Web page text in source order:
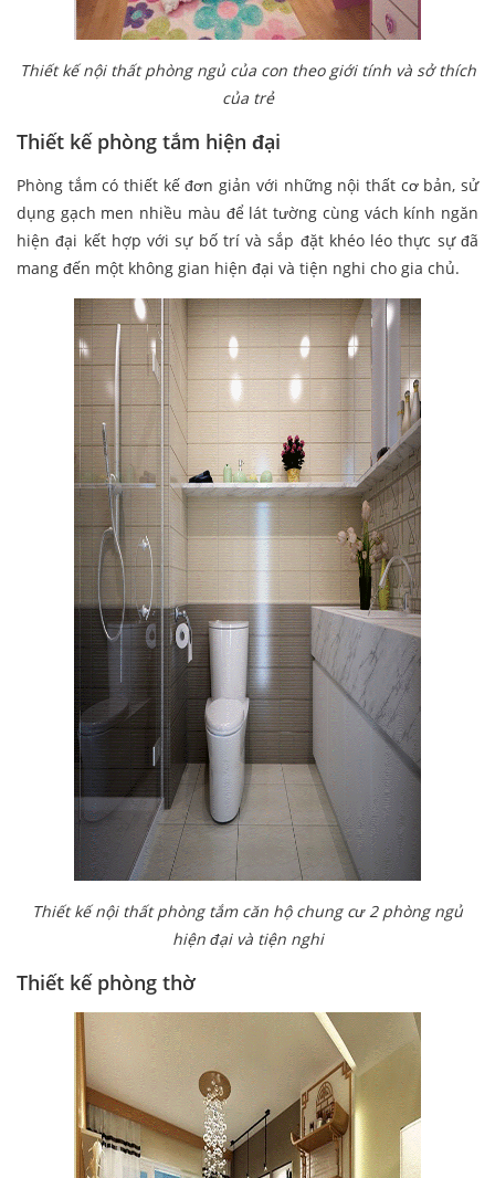
Thiết kế nội thất phòng ngủ của con theo giới tính và sở thích
của trẻ
Thiết kế phòng tắm hiện đại
Phòng tắm có thiết kế đơn giản với những nội thất cơ bản, sử
dụng gạch men nhiều màu để lát tường cùng vách kính ngăn
hiện đại kết hợp với sự bố trí và sắp đặt khéo léo thực sự đã
mang đến một không gian hiện đại và tiện nghi cho gia chủ.
Thiết kế nội thất phòng tắm căn hộ chung cư 2 phòng ngủ
hiện đại và tiện nghi
Thiết kế phòng thờ